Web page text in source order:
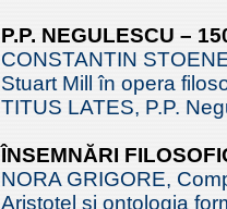
P.P. NEGULESCU –
CONSTANTIN
Stuart Mill în opera
TITUS LATES, P.P.
ÎNSEMNĂRI
NORA GRIGORE,
Aristotel și ontologia